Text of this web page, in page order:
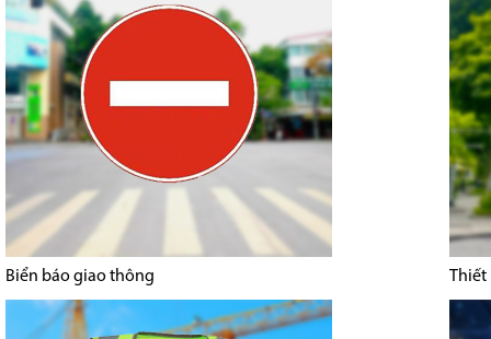
Biển báo giao thông Thiết